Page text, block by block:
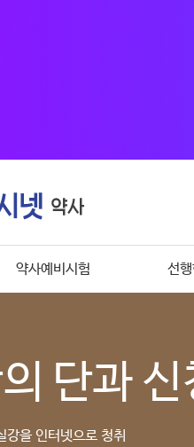
약사예비시험 선
단과 신
을 인터넷으로 청취